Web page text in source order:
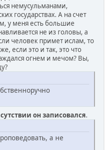
немусульманами,
государствах. А на счет
у меня есть большие
не из головы, а
человек примет ислам, то
если это и так, это что
огнем и мечом? Вы,
он записовался.
а не